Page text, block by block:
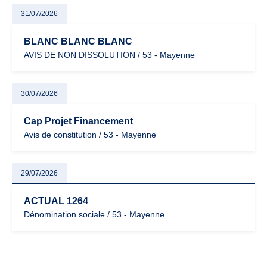
31/07/2026
BLANC BLANC BLANC
AVIS DE NON DISSOLUTION / 53 - Mayenne
30/07/2026
Cap Projet Financement
Avis de constitution / 53 - Mayenne
29/07/2026
ACTUAL 1264
Dénomination sociale / 53 - Mayenne